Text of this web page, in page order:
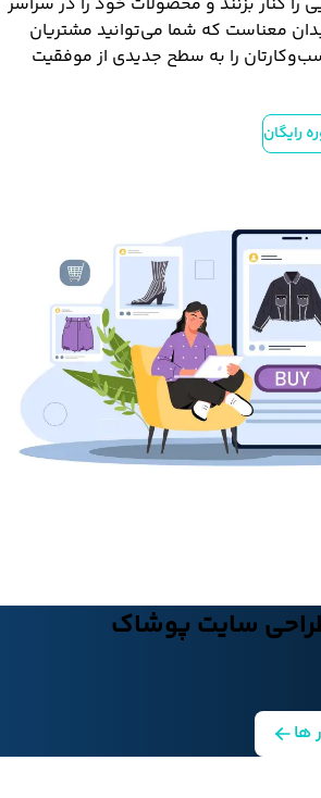
معناست که شما می‌توانید مشتریان
را به سطح جدیدی از موفقیت
رایگان
سایت پوشاک
ها